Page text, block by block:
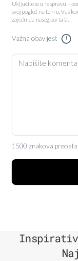
Uključite se u raspravu –
svoj pogled na temu. Vaš
zajednicu našeg portala.
Važna obavijest !
1500 znakova